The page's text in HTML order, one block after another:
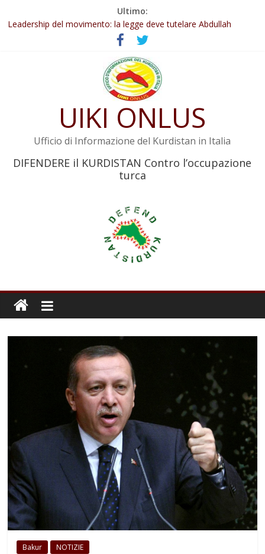
Ultimo:
Abdullah Öcalan: Le legge negativa deve essere trasformata in
legge positiva
Leadership del movimento: la legge deve tutelare Abdullah
Öcalan e l’intero movimento
Commissione donne del KNK: Şengal è di nuovo sotto minaccia
Non tenere conto della situazione di Rêber Apo ostacolerebbe
Il KNK chiede un’azione internazionale contro i crimini di guerra
UIKI ONLUS
Ufficio di Informazione del Kurdistan in Italia
DIFENDERE il KURDISTAN Contro l’occupazione
turca
Bakur NOTIZIE